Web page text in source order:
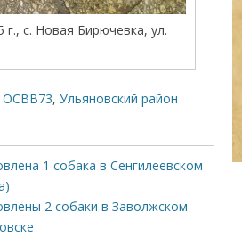
г., с. Новая Бирючевка, ул.
ОСВВ73,Ульяновский район
1 собака в Сенгилеевском
2 собаки в Заволжском